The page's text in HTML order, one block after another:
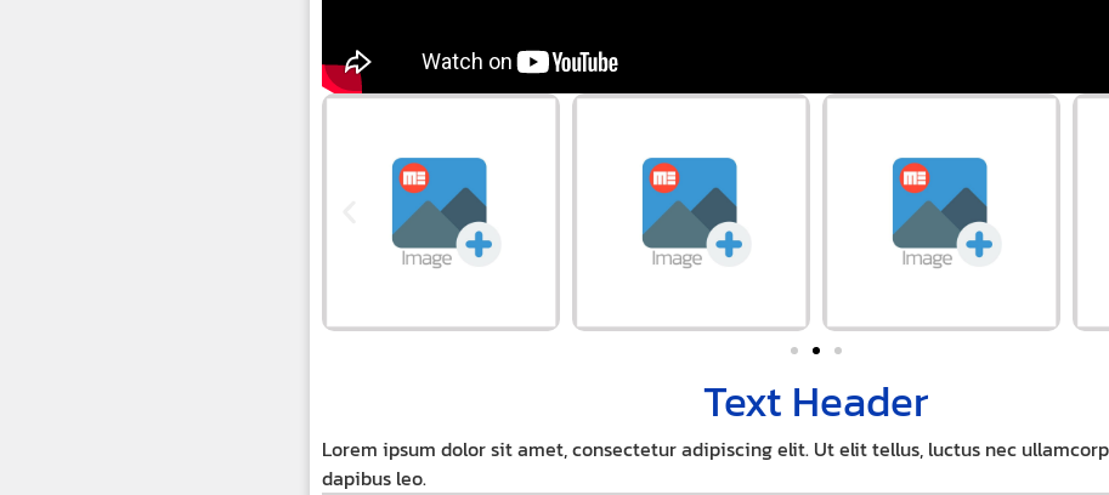
Text Header
Lorem ipsum dolor sit amet, consectetur adipiscing elit. Ut elit tellus, luctus nec
dapibus leo.